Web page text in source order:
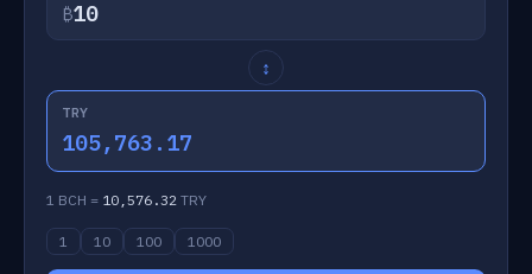
₿
↕
TRY
105,763.17
1 BCH = 10,576.32 TRY
1 10 100 1000